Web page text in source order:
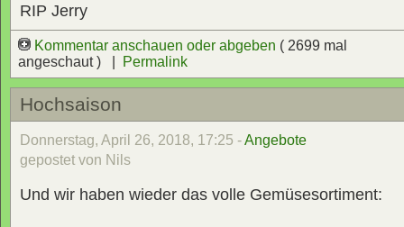
RIP Jerry
Kommentar anschauen oder abgeben ( 2699 mal
angeschaut ) |
Permalink
Hochsaison
Donnerstag, April 26, 2018, 17:25 -Angebote
gepostet von Nils
Und wir haben wieder das volle Gemüsesortiment: